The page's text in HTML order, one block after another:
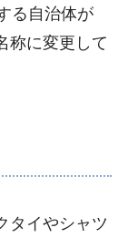
る自治体が
称に変更して
タイやシャツ